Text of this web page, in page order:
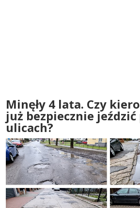
Minęły 4 lata. Czy
już bezpiecznie
ulicach?